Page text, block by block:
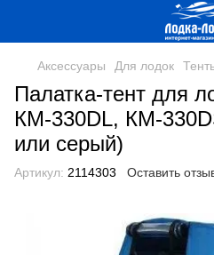
Аксессуары Для лодок
Палатка-тент для
КМ-330DL, КМ-
или серый)
Артикул: 2114303 Оставить